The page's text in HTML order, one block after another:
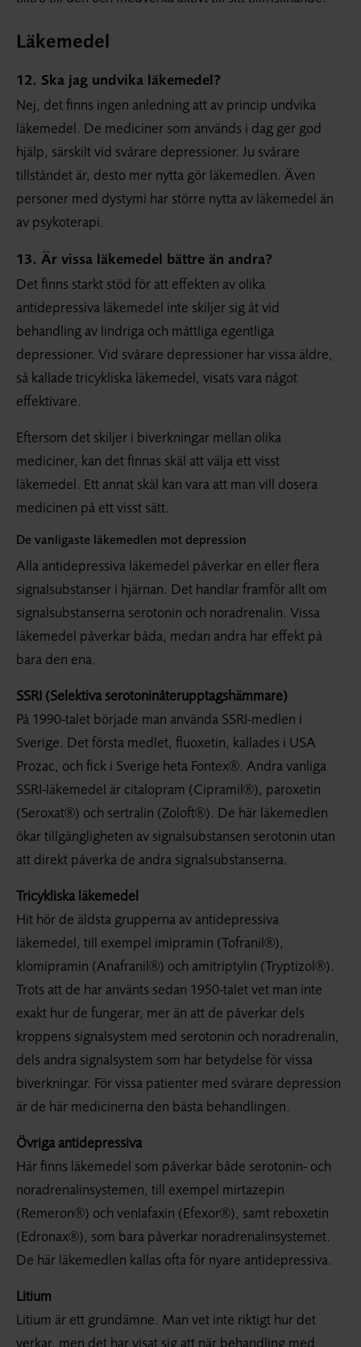
Läkemedel
12. Ska jag undvika läkemedel?
Nej, det finns ingen anledning att av princip undvika
läkemedel. De mediciner som används i dag ger god
hjälp, särskilt vid svårare depressioner. Ju svårare
tillståndet är, desto mer nytta gör läkemedlen. Även
personer med dystymi har större nytta av läkemedel än
av psykoterapi.
13. Är vissa läkemedel bättre än andra?
Det finns starkt stöd för att effekten av olika
antidepressiva läkemedel inte skiljer sig åt vid
behandling av lindriga och måttliga egentliga
depressioner. Vid svårare depressioner har vissa äldre,
så kallade tricykliska läkemedel, visats vara något
effektivare.
Eftersom det skiljer i biverkningar mellan olika
mediciner, kan det finnas skäl att välja ett visst
läkemedel. Ett annat skäl kan vara att man vill dosera
medicinen på ett visst sätt.
De vanligaste läkemedlen mot depression
Alla antidepressiva läkemedel påverkar en eller flera
signalsubstanser i hjärnan. Det handlar framför allt om
signalsubstanserna serotonin och noradrenalin. Vissa
läkemedel påverkar båda, medan andra har effekt på
bara den ena.
SSRI (Selektiva serotoninåterupptagshämmare)
På 1990-talet började man använda SSRI-medlen i
Sverige. Det första medlet, fluoxetin, kallades i USA
Prozac, och fick i Sverige heta Fontex®. Andra vanliga
SSRI-läkemedel är citalopram (Cipramil®), paroxetin
(Seroxat®) och sertralin (Zoloft®). De här läkemedlen
ökar tillgängligheten av signalsubstansen serotonin utan
att direkt påverka de andra signalsubstanserna.
Tricykliska läkemedel
Hit hör de äldsta grupperna av antidepressiva
läkemedel, till exempel imipramin (Tofranil®),
klomipramin (Anafranil®) och amitriptylin (Tryptizol®).
Trots att de har använts sedan 1950-talet vet man inte
exakt hur de fungerar, mer än att de påverkar dels
kroppens signalsystem med serotonin och noradrenalin,
dels andra signalsystem som har betydelse för vissa
biverkningar. För vissa patienter med svårare depression
är de här medicinerna den bästa behandlingen.
Övriga antidepressiva
Här finns läkemedel som påverkar både serotonin- och
noradrenalin­systemen, till exempel mirtazepin
(Remeron®) och venlafaxin (Efexor®), samt reboxetin
(Edronax®), som bara påverkar noradrenalin­systemet.
De här läkemedlen kallas ofta för nyare antidepressiva.
Litium
Litium är ett grundämne. Man vet inte riktigt hur det
verkar, men det har visat sig att när behandling med